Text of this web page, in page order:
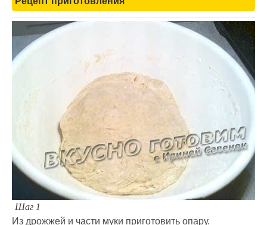
Шаг 1
Из дрожжей и части муки приготовить опару.